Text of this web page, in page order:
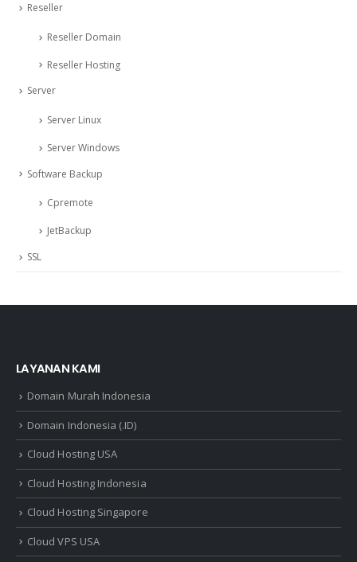
Reseller
Reseller Domain
Reseller Hosting
Server
Server Linux
Server Windows
Software Backup
Cpremote
JetBackup
SSL
LAYANAN KAMI
Domain Murah Indonesia
Domain Indonesia (.ID)
Cloud Hosting USA
Cloud Hosting Indonesia
Cloud Hosting Singapore
Cloud VPS USA